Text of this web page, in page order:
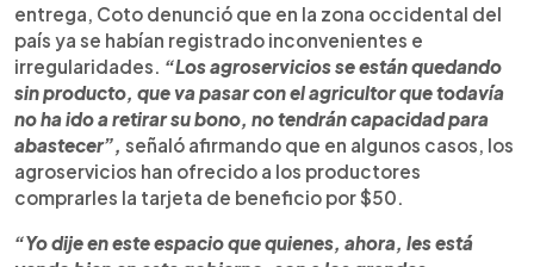
entrega, Coto denunció que en la zona occidental del
país ya se habían registrado inconvenientes e
irregularidades. “Los agroservicios se están quedando
sin producto, que va pasar con el agricultor que todavía
no ha ido a retirar su bono, no tendrán capacidad para
abastecer”, señaló afirmando que en algunos casos, los
agroservicios han ofrecido a los productores
comprarles la tarjeta de beneficio por $50.
“Yo dije en este espacio que quienes, ahora, les está